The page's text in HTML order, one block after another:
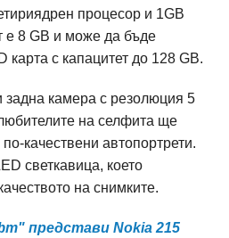
процесор и 1GB
е 8 GB и може да бъде
карта с капацитет до 128 GB.
задна камера с резолюция 5
на селфита ще
качествени автопортрети.
светкавица, което
на снимките.
представи Nokia 215